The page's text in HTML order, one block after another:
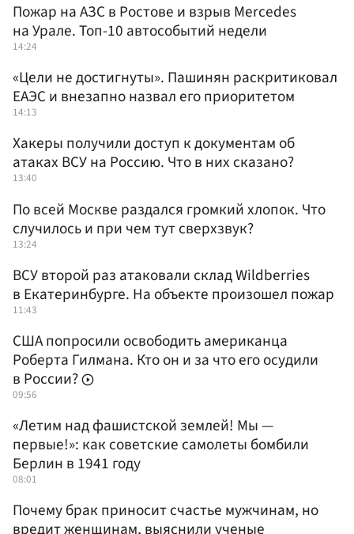
Пожар на АЗС в Ростове и взрыв Mercedes
на Урале. Топ-10 автособытий недели
14:24
«Цели не достигнуты». Пашинян раскритиковал
ЕАЭС и внезапно назвал его приоритетом
14:13
Хакеры получили доступ к документам об
атаках ВСУ на Россию. Что в них сказано?
13:40
По всей Москве раздался громкий хлопок. Что
случилось и при чем тут сверхзвук?
13:24
ВСУ второй раз атаковали склад Wildberries
в Екатеринбурге. На объекте произошел пожар
11:43
США попросили освободить американца
Роберта Гилмана. Кто он и за что его осудили
в России?
09:56
«Летим над фашистской землей! Мы —
первые!»: как советские самолеты бомбили
Берлин в 1941 году
08:01
Почему брак приносит счастье мужчинам, но
вредит женщинам, выяснили ученые